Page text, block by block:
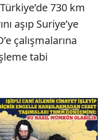
730 km
aşıp Suriye’ye
çalışmalarına
tabi